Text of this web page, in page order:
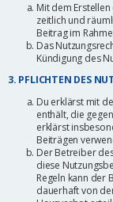
Mit dem
zeitlich und
Beitrag im
Das
Kündigung des
3. PFLICHTEN DES
Du erklärst mit
enthält, die
erklärst
Beiträgen
Der Betreiber
diese
Regeln kann der
dauerhaft von